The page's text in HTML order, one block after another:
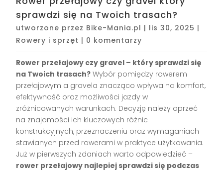
sprawdzi się na Twoich trasach?
utworzone przez Bike-Mania.pl | lis 30, 2025 |
Rowery i sprzęt | 0 komentarzy
Rower przełajowy czy gravel – który sprawdzi się
na Twoich trasach? Wybór pomiędzy rowerem
przełajowym a gravela znacząco wpływa na komfort,
efektywność oraz możliwości jazdy w
zróżnicowanych warunkach. Decyzję należy oprzeć
na znajomości ich kluczowych różnic
konstrukcyjnych, przeznaczeniu oraz wymaganiach
stawianych przed rowerami w praktyce użytkowania.
Już w pierwszych zdaniach warto odpowiedzieć –
rower przełajowy najlepiej sprawdzi się podczas